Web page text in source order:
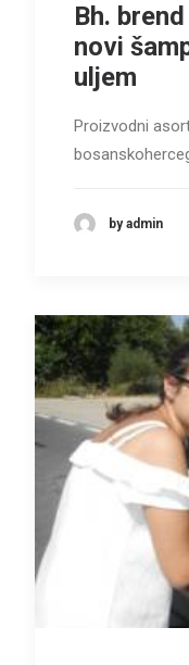
Bh.
novi
uljem
Proizvodni
by admin